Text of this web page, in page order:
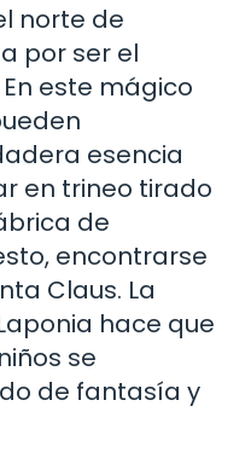
norte de
por ser el
este mágico
esencia
en trineo tirado
de
encontrarse
Claus. La
hace que
se
de fantasía y